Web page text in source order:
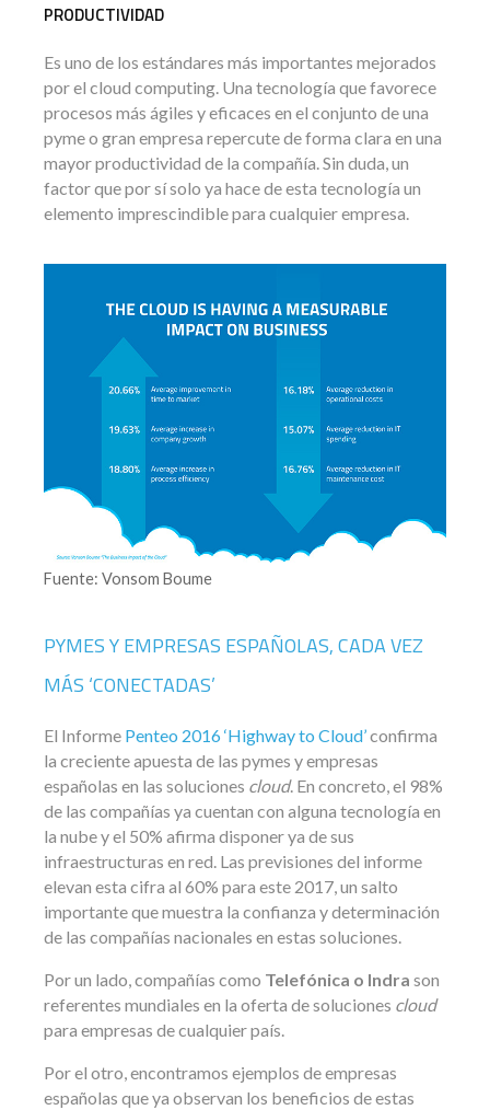
PRODUCTIVIDAD
Es uno de los estándares más importantes mejorados
por el cloud computing. Una tecnología que favorece
procesos más ágiles y eficaces en el conjunto de una
pyme o gran empresa repercute de forma clara en una
mayor productividad de la compañía. Sin duda, un
factor que por sí solo ya hace de esta tecnología un
elemento imprescindible para cualquier empresa.
Fuente: Vonsom Boume
PYMES Y EMPRESAS ESPAÑOLAS, CADA VEZ
MÁS ‘CONECTADAS’
El Informe Penteo 2016 ‘Highway to Cloud’confirma
la creciente apuesta de las pymes y empresas
españolas en las soluciones cloud. En concreto, el 98%
de las compañías ya cuentan con alguna tecnología en
la nube y el 50% afirma disponer ya de sus
infraestructuras en red. Las previsiones del informe
elevan esta cifra al 60% para este 2017, un salto
importante que muestra la confianza y determinación
de las compañías nacionales en estas soluciones.
Por un lado, compañías como Telefónica o Indra son
referentes mundiales en la oferta de soluciones cloud
para empresas de cualquier país.
Por el otro, encontramos ejemplos de empresas
españolas que ya observan los beneficios de estas